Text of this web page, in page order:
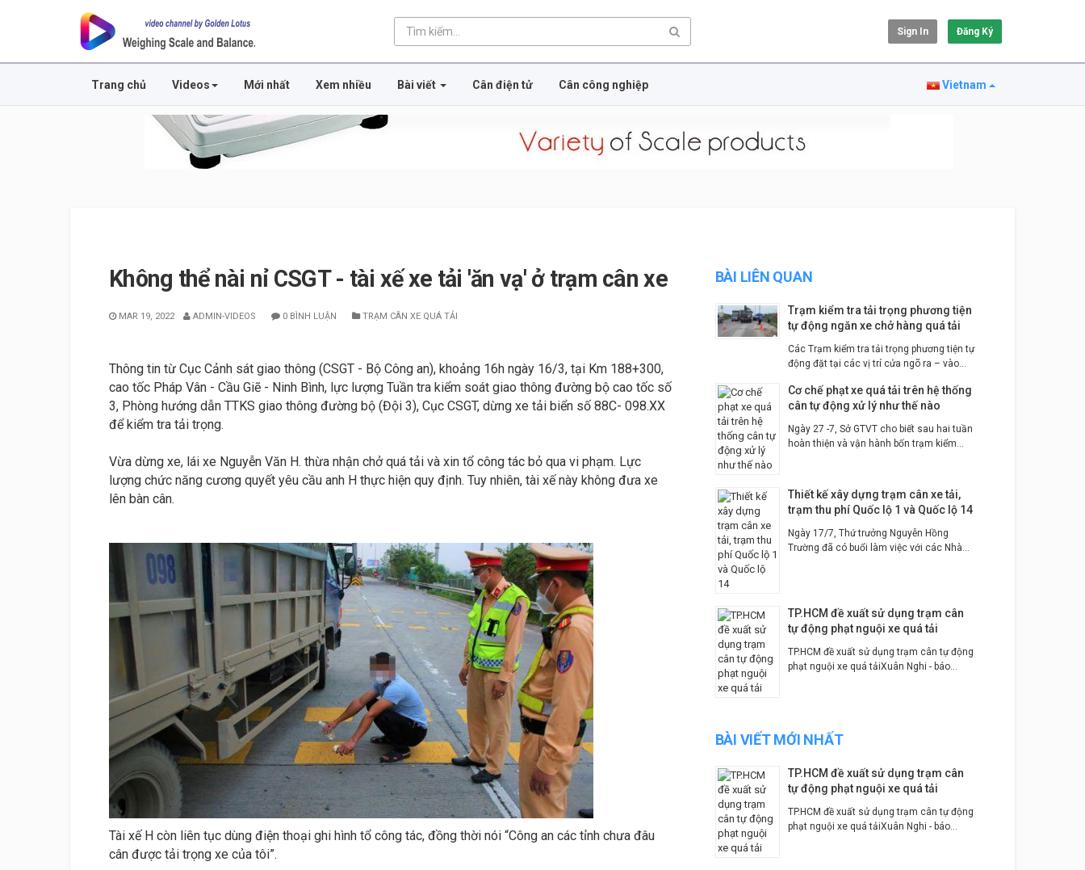
Sign In Đăng Ký
Trang chủ Videos Mới nhất Xem nhiều Bài viết Cân điện tử Cân công nghiệp Vietnam
Không thể nài nỉ CSGT - tài xế xe tải 'ăn vạ' ở trạm cân xe
MAR 19, 2022 ADMIN-VIDEOS 0 BÌNH LUẬN TRẠM CÂN XE QUÁ TẢI
Thông tin từ Cục Cảnh sát giao thông (CSGT - Bộ Công an), khoảng 16h ngày 16/3, tại Km 188+300,
cao tốc Pháp Vân - Cầu Giẽ - Ninh Bình, lực lượng Tuần tra kiểm soát giao thông đường bộ cao tốc số
3, Phòng hướng dẫn TTKS giao thông đường bộ (Đội 3), Cục CSGT, dừng xe tải biển số 88C- 098.XX
để kiểm tra tải trọng.
Vừa dừng xe, lái xe Nguyễn Văn H. thừa nhận chở quá tải và xin tổ công tác bỏ qua vi phạm. Lực
lượng chức năng cương quyết yêu cầu anh H thực hiện quy định. Tuy nhiên, tài xế này không đưa xe
lên bàn cân.
Tài xế H còn liên tục dùng điện thoại ghi hình tổ công tác, đồng thời nói “Công an các tỉnh chưa đâu
cân được tải trọng xe của tôi”.
BÀI LIÊN QUAN
Trạm kiểm tra tải trọng phương tiện
tự động ngăn xe chở hàng quá tải
Các Trạm kiểm tra tải trọng phương tiện tự
động đặt tại các vị trí cửa ngõ ra – vào...
Cơ chế phạt xe quá tải trên hệ thống
cân tự động xử lý như thế nào
Ngày 27 -7, Sở GTVT cho biết sau hai tuần
hoàn thiện và vận hành bốn trạm kiểm...
Thiết kế xây dựng trạm cân xe tải,
trạm thu phí Quốc lộ 1 và Quốc lộ 14
Ngày 17/7, Thứ trưởng Nguyễn Hồng
Trường đã có buổi làm việc với các Nhà...
TP.HCM đề xuất sử dụng trạm cân
tự động phạt nguội xe quá tải
TP.HCM đề xuất sử dụng trạm cân tự động
phạt nguội xe quá tảiXuân Nghi - báo...
BÀI VIẾT MỚI NHẤT
TP.HCM đề xuất sử dụng trạm cân
tự động phạt nguội xe quá tải
TP.HCM đề xuất sử dụng trạm cân tự động
phạt nguội xe quá tảiXuân Nghi - báo...